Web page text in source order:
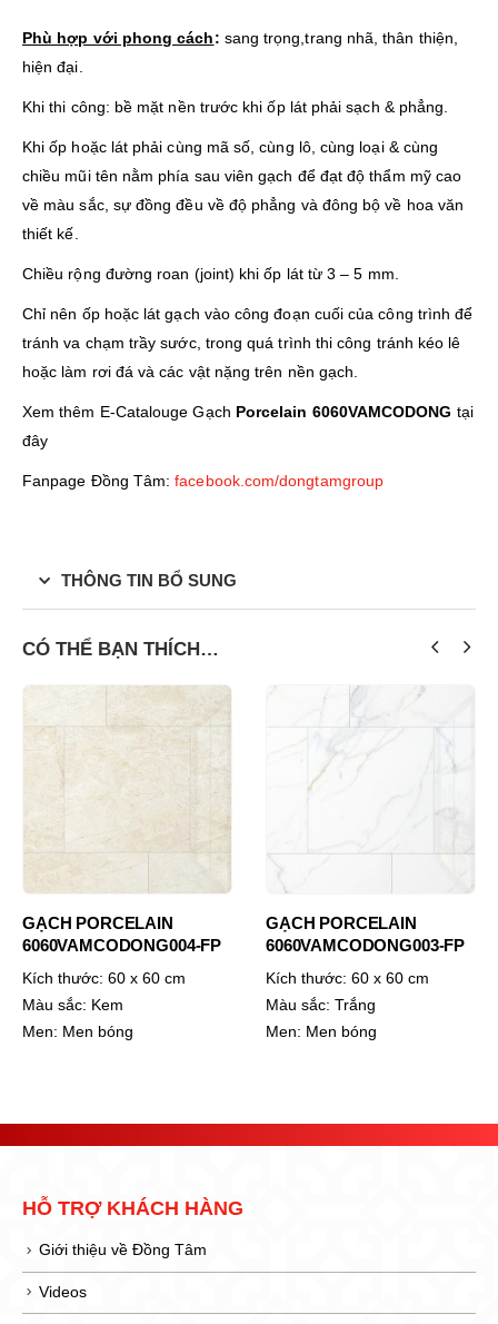
Phù hợp với phong cách: sang trọng,trang nhã, thân thiện,
hiện đại.
Khi thi công: bề mặt nền trước khi ốp lát phải sạch & phẳng.
Khi ốp hoặc lát phải cùng mã số, cùng lô, cùng loại & cùng
chiều mũi tên nằm phía sau viên gạch để đạt độ thẩm mỹ cao
về màu sắc, sự đồng đều về độ phẳng và đông bộ về hoa văn
thiết kế.
Chiều rộng đường roan (joint) khi ốp lát từ 3 – 5 mm.
Chỉ nên ốp hoặc lát gạch vào công đoạn cuối của công trình để
tránh va chạm trầy sước, trong quá trình thi công tránh kéo lê
hoặc làm rơi đá và các vật nặng trên nền gạch.
Xem thêm E-Catalouge Gạch Porcelain 6060VAMCODONG tại
đây
Fanpage Đồng Tâm:facebook.com/dongtamgroup
THÔNG TIN BỔ SUNG
CÓ THỂ BẠN THÍCH…
GẠCH PORCELAIN
6060VAMCODONG004-FP
Kích thước: 60 x 60 cm
Màu sắc: Kem
Men: Men bóng
GẠCH PORCELAIN
6060VAMCODONG003-FP
Kích thước: 60 x 60 cm
Màu sắc: Trắng
Men: Men bóng
HỖ TRỢ KHÁCH HÀNG
Giới thiệu về Đồng Tâm
Videos